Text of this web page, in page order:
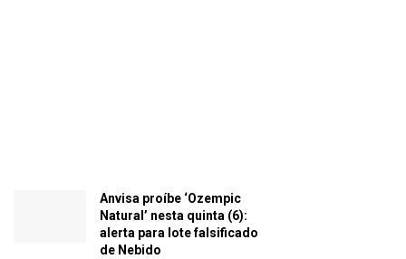
Anvisa proíbe ‘Ozempic
Natural’ nesta quinta (6):
alerta para lote falsificado
de Nebido